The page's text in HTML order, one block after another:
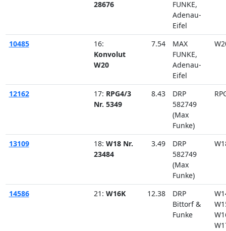
28676
FUNKE,
Adenau-
Eifel
10485
16:
Konvolut
W20
7.54
MAX
FUNKE,
Adenau-
Eifel
12162 17: RPG4/3
Nr. 5349
8.43
DRP
582749
(Max
Funke)
13109 18: W18 Nr.
23484
3.49
DRP
582749
(Max
Funke)
14586 21: W16K 12.38
DRP
Bittorf &
Funke